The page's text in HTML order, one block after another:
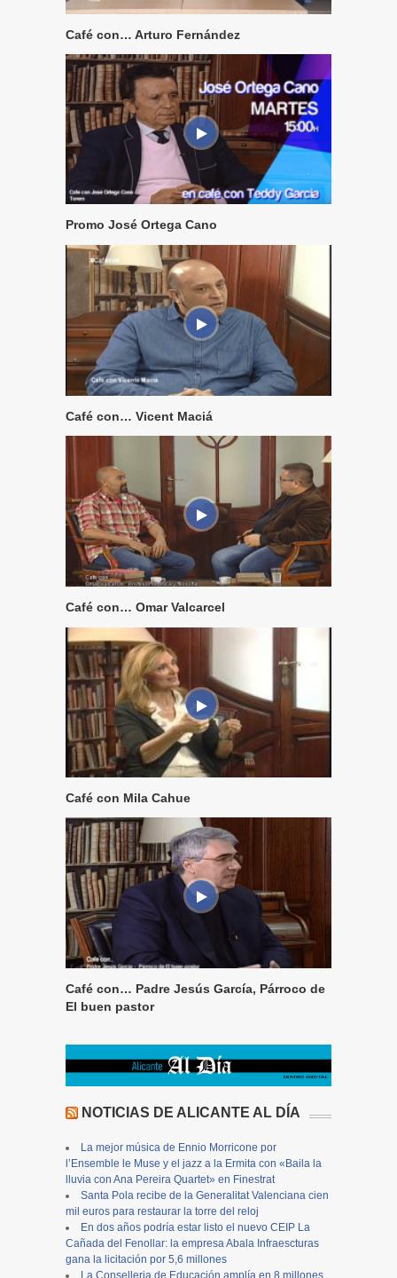
Café con… Arturo Fernández
Promo José Ortega Cano
Café con… Vicent Maciá
Café con… Omar Valcarcel
Café con Mila Cahue
Café con… Padre Jesús García, Párroco de
El buen pastor
NOTICIAS DE ALICANTE AL DÍA
La mejor música de Ennio Morricone por
l’Ensemble le Muse y el jazz a la Ermita con «Baila la
lluvia con Ana Pereira Quartet» en Finestrat
Santa Pola recibe de la Generalitat Valenciana cien
mil euros para restaurar la torre del reloj
En dos años podría estar listo el nuevo CEIP La
Cañada del Fenollar: la empresa Abala Infraescturas
gana la licitación por 5,6 millones
La Conselleria de Educación amplía en 8 millones